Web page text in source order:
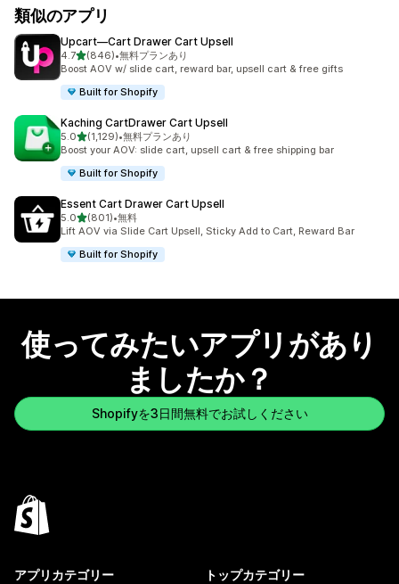
類似のアプリ
Upcart—Cart Drawer Cart Upsell
4.75つ星中
(846)
合計レビュー数：846件
•無料プランあり
Boost AOV w/ slide cart, reward bar, upsell cart & free gifts
Built for Shopify
Kaching CartDrawer Cart Upsell
5.05つ星中
(1,129)
合計レビュー数：1129件
•無料プランあり
Boost your AOV: slide cart, upsell cart & free shipping bar
Built for Shopify
Essent Cart Drawer Cart Upsell
5.05つ星中
(801)
合計レビュー数：801件
•無料
Lift AOV via Slide Cart Upsell, Sticky Add to Cart, Reward Bar
Built for Shopify
使ってみたいアプリがあり
ましたか？
Shopifyを3日間無料でお試しください
アプリカテゴリー トップカテゴリー